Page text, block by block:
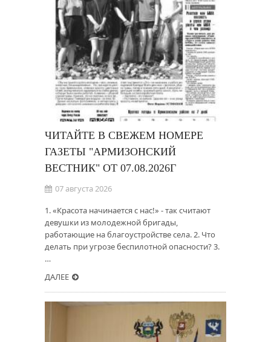
ЧИТАЙТЕ В СВЕЖЕМ НОМЕРЕ
ГАЗЕТЫ "АРМИЗОНСКИЙ
ВЕСТНИК" ОТ 07.08.2026Г
07 августа 2026
1. «Красота начинается с нас!» - так считают
девушки из молодежной бригады,
работающие на благоустройстве села. 2. Что
делать при угрозе беспилотной опасности? 3.
…
ДАЛЕЕ